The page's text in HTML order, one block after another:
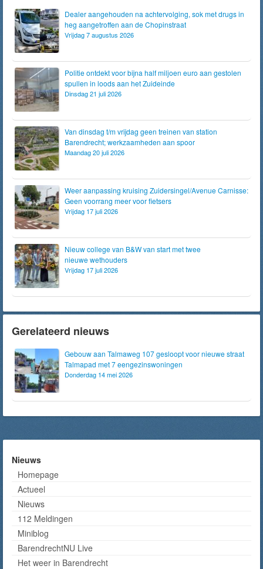
Dealer aangehouden na achtervolging, sok met drugs in
heg aangetroffen aan de Chopinstraat
Vrijdag 7 augustus 2026
Politie ontdekt voor bijna half miljoen euro aan gestolen
spullen in loods aan het Zuideinde
Dinsdag 21 juli 2026
Van dinsdag t/m vrijdag geen treinen van station
Barendrecht; werkzaamheden aan spoor
Maandag 20 juli 2026
Weer aanpassing kruising Zuidersingel/Avenue Carnisse:
Geen voorrang meer voor fietsers
Vrijdag 17 juli 2026
Nieuw college van B&W van start met twee
nieuwe wethouders
Vrijdag 17 juli 2026
Gerelateerd nieuws
Gebouw aan Talmaweg 107 gesloopt voor nieuwe straat
Talmapad met 7 eengezinswoningen
Donderdag 14 mei 2026
Nieuws
Homepage
Actueel
Nieuws
112 Meldingen
Miniblog
BarendrechtNU Live
Het weer in Barendrecht